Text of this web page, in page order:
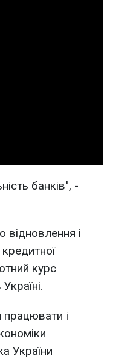
банків", -
і
курс
і
України